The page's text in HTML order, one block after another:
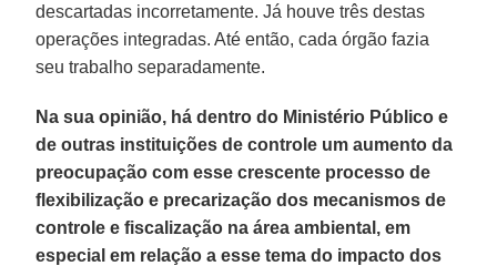
descartadas incorretamente. Já houve três destas
operações integradas. Até então, cada órgão fazia
seu trabalho separadamente.
Na sua opinião, há dentro do Ministério Público e
de outras instituições de controle um aumento da
preocupação com esse crescente processo de
flexibilização e precarização dos mecanismos de
controle e fiscalização na área ambiental, em
especial em relação a esse tema do impacto dos